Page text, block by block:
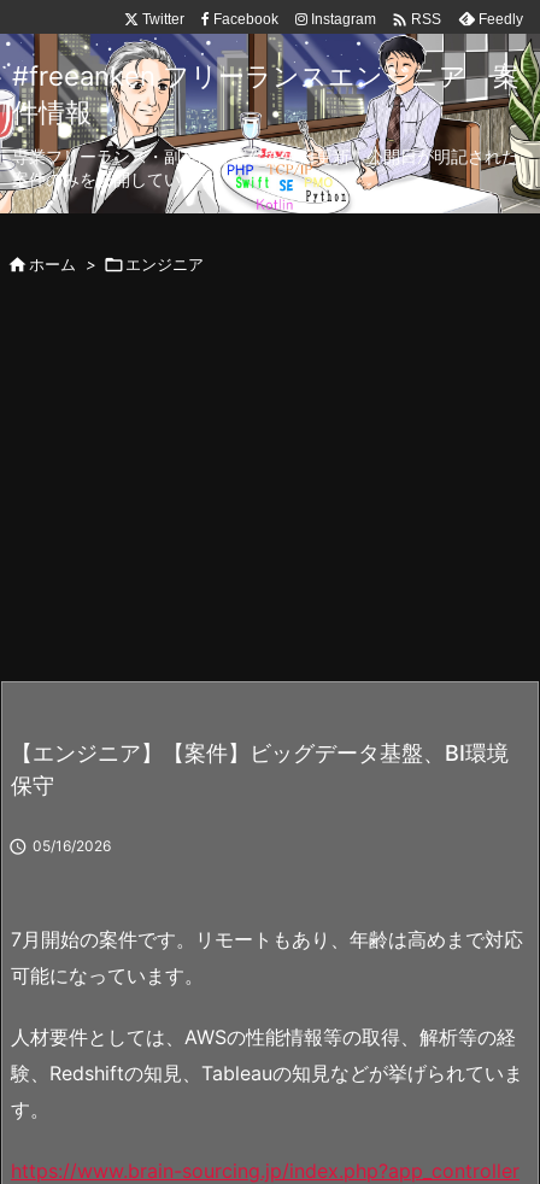
Twitter Facebook Instagram  RSS Feedly
#freeanken フリーランスエンジニア 案
件情報
専業フリーランス・副業向け案件を毎日更新！公開日が明記された
案件のみを公開しています。
ホーム > エンジニア
【エンジニア】【案件】ビッグデータ基盤、BI環境
保守
 05/16/2026
7月開始の案件です。リモートもあり、年齢は高めまで対応
可能になっています。
人材要件としては、AWSの性能情報等の取得、解析等の経
験、Redshiftの知見、Tableauの知見などが挙げられていま
す。
https://www.brain-sourcing.jp/index.php?app_controller